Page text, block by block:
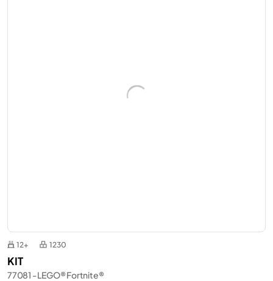
12+ 1230
KIT
77081 - LEGO® Fortnite®